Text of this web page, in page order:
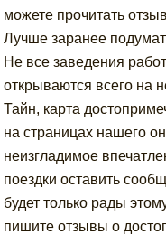
можете прочитать
Лучше заранее
Не все заведения
открываются всего на
Тайн, карта
на страницах нашего
неизгладимое
поездки оставить
будет только рады
пишите отзывы о